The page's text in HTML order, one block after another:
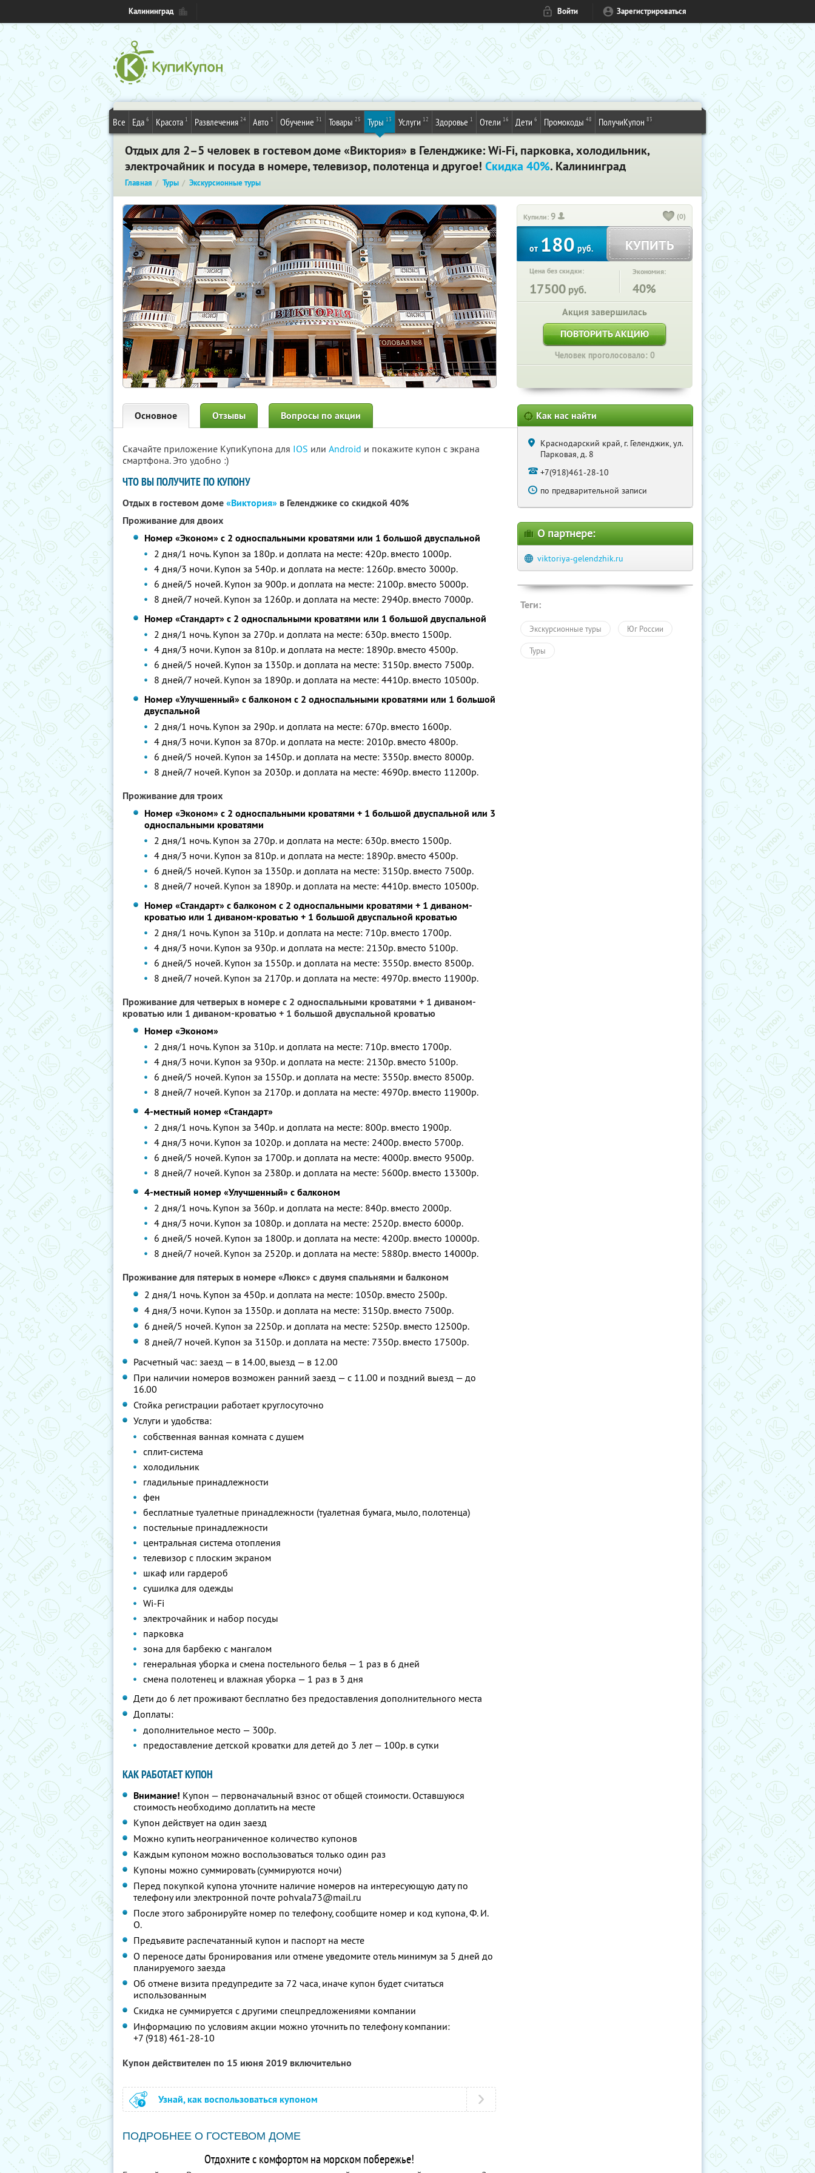
Калининград Войти Зарегистрироваться
Все Еда 6 Красота 1 Развлечения 24 Авто 1 Обучение 31 Товары 25 Туры 13 Услуги 12 Здоровье 1 Отели 16 Дети 6 Промокоды 48 ПолучиКупон 83
Отдых для 2–5 человек в гостевом доме «Виктория» в Геленджике: Wi-Fi, парковка, холодильник,
электрочайник и посуда в номере, телевизор, полотенца и другое! Скидка 40%. Калининград
Главная Туры Экскурсионные туры
Купили:9 (0)
от180руб. КУПИТЬ
Цена без скидки:
17500 руб.
Экономия:
40%
Акция завершилась
ПОВТОРИТЬ АКЦИЮ
Человек проголосовало: 0
Основное Отзывы Вопросы по акции
Скачайте приложение КупиКупона для IOS или Android и покажите купон с экрана
смартфона. Это удобно :)
ЧТО ВЫ ПОЛУЧИТЕ ПО КУПОНУ
Отдых в гостевом доме«Виктория» в Геленджикесо скидкой 40%
Проживание для двоих
Номер «Эконом» с 2 односпальными кроватями или 1 большой двуспальной
2 дня/1 ночь. Купон за 180р. и доплата на месте: 420р. вместо 1000р.
4 дня/3 ночи. Купон за 540р. и доплата на месте: 1260р. вместо 3000р.
6 дней/5 ночей. Купон за 900р. и доплата на месте: 2100р. вместо 5000р.
8 дней/7 ночей. Купон за 1260р. и доплата на месте: 2940р. вместо 7000р.
Номер «Стандарт» с 2 односпальными кроватями или 1 большой двуспальной
2 дня/1 ночь. Купон за 270р. и доплата на месте: 630р. вместо 1500р.
4 дня/3 ночи. Купон за 810р. и доплата на месте: 1890р. вместо 4500р.
6 дней/5 ночей. Купон за 1350р. и доплата на месте: 3150р. вместо 7500р.
8 дней/7 ночей. Купон за 1890р. и доплата на месте: 4410р. вместо 10500р.
Номер «Улучшенный» с балконом с 2 односпальными кроватями или 1 большой
двуспальной
2 дня/1 ночь. Купон за 290р. и доплата на месте: 670р. вместо 1600р.
4 дня/3 ночи. Купон за 870р. и доплата на месте: 2010р. вместо 4800р.
6 дней/5 ночей. Купон за 1450р. и доплата на месте: 3350р. вместо 8000р.
8 дней/7 ночей. Купон за 2030р. и доплата на месте: 4690р. вместо 11200р.
Проживание для троих
Номер «Эконом» с 2 односпальными кроватями + 1 большой двуспальной или 3
односпальными кроватями
2 дня/1 ночь. Купон за 270р. и доплата на месте: 630р. вместо 1500р.
4 дня/3 ночи. Купон за 810р. и доплата на месте: 1890р. вместо 4500р.
6 дней/5 ночей. Купон за 1350р. и доплата на месте: 3150р. вместо 7500р.
8 дней/7 ночей. Купон за 1890р. и доплата на месте: 4410р. вместо 10500р.
Номер «Стандарт» с балконом с 2 односпальными кроватями + 1 диваном-
кроватью или 1 диваном-кроватью + 1 большой двуспальной кроватью
2 дня/1 ночь. Купон за 310р. и доплата на месте: 710р. вместо 1700р.
4 дня/3 ночи. Купон за 930р. и доплата на месте: 2130р. вместо 5100р.
6 дней/5 ночей. Купон за 1550р. и доплата на месте: 3550р. вместо 8500р.
8 дней/7 ночей. Купон за 2170р. и доплата на месте: 4970р. вместо 11900р.
Проживание для четверых в номере с 2 односпальными кроватями + 1 диваном-
кроватью или 1 диваном-кроватью + 1 большой двуспальной кроватью
Номер «Эконом»
2 дня/1 ночь. Купон за 310р. и доплата на месте: 710р. вместо 1700р.
4 дня/3 ночи. Купон за 930р. и доплата на месте: 2130р. вместо 5100р.
6 дней/5 ночей. Купон за 1550р. и доплата на месте: 3550р. вместо 8500р.
8 дней/7 ночей. Купон за 2170р. и доплата на месте: 4970р. вместо 11900р.
4-местный номер «Стандарт»
2 дня/1 ночь. Купон за 340р. и доплата на месте: 800р. вместо 1900р.
4 дня/3 ночи. Купон за 1020р. и доплата на месте: 2400р. вместо 5700р.
6 дней/5 ночей. Купон за 1700р. и доплата на месте: 4000р. вместо 9500р.
8 дней/7 ночей. Купон за 2380р. и доплата на месте: 5600р. вместо 13300р.
4-местный номер «Улучшенный» с балконом
2 дня/1 ночь. Купон за 360р. и доплата на месте: 840р. вместо 2000р.
4 дня/3 ночи. Купон за 1080р. и доплата на месте: 2520р. вместо 6000р.
6 дней/5 ночей. Купон за 1800р. и доплата на месте: 4200р. вместо 10000р.
8 дней/7 ночей. Купон за 2520р. и доплата на месте: 5880р. вместо 14000р.
Проживание для пятерых в номере «Люкс» с двумя спальнями и балконом
2 дня/1 ночь. Купон за 450р. и доплата на месте: 1050р. вместо 2500р.
4 дня/3 ночи. Купон за 1350р. и доплата на месте: 3150р. вместо 7500р.
6 дней/5 ночей. Купон за 2250р. и доплата на месте: 5250р. вместо 12500р.
8 дней/7 ночей. Купон за 3150р. и доплата на месте: 7350р. вместо 17500р.
Расчетный час: заезд — в 14.00, выезд — в 12.00
При наличии номеров возможен ранний заезд — с 11.00 и поздний выезд — до
16.00
Стойка регистрации работает круглосуточно
Услуги и удобства:
собственная ванная комната с душем
сплит-система
холодильник
гладильные принадлежности
фен
бесплатные туалетные принадлежности (туалетная бумага, мыло, полотенца)
постельные принадлежности
центральная система отопления
телевизор с плоским экраном
шкаф или гардероб
сушилка для одежды
Wi-Fi
электрочайник и набор посуды
парковка
зона для барбекю с мангалом
генеральная уборка и смена постельного белья — 1 раз в 6 дней
смена полотенец и влажная уборка — 1 раз в 3 дня
Дети до 6 лет проживают бесплатно без предоставления дополнительного места
Доплаты:
дополнительное место — 300р.
предоставление детской кроватки для детей до 3 лет — 100р. в сутки
КАК РАБОТАЕТ КУПОН
Внимание! Купон — первоначальный взнос от общей стоимости. Оставшуюся
стоимость необходимо доплатить на месте
Купон действует на один заезд
Можно купить неограниченное количество купонов
Каждым купоном можно воспользоваться только один раз
Купоны можно суммировать (суммируются ночи)
Перед покупкой купона уточните наличие номеров на интересующую дату по
телефону или электронной почте pohvala73@mail.ru
После этого забронируйте номер по телефону, сообщите номер и код купона, Ф. И.
О.
Предъявите распечатанный купон и паспорт на месте
О переносе даты бронирования или отмене уведомите отель минимум за 5 дней до
планируемого заезда
Об отмене визита предупредите за 72 часа, иначе купон будет считаться
использованным
Скидка не суммируется с другими спецпредложениями компании
Информацию по условиям акции можно уточнить по телефону компании:
+7 (918) 461-28-10
Купон действителен по 15 июня 2019 включительно
Узнай, как воспользоваться купоном
ПОДРОБНЕЕ О ГОСТЕВОМ ДОМЕ
Отдохните с комфортом на морском побережье!
Как нас найти
Краснодарский край, г. Геленджик, ул.
Парковая, д. 8
+7(918)461-28-10
по предварительной записи
О партнере:
viktoriya-gelendzhik.ru
Теги:
Экскурсионные туры Юг России
Туры